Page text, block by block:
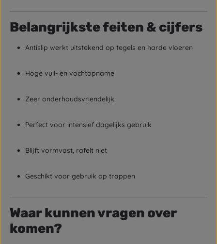
Belangrijkste feiten & cijfers
Antislip werkt uitstekend op tegels en harde vloeren
Hoge vuil- en vochtopname
Zeer onderhoudsvriendelijk
Perfect voor intensief dagelijks gebruik
Blijft vormvast, rafelt niet
Geschikt voor gebruik op trappen
Waar kunnen vragen over
komen?